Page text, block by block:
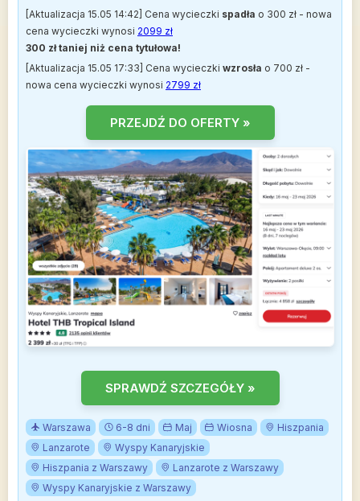
[Aktualizacja 15.05 14:42] Cena wycieczki spadła o 300 zł - nowa
cena wycieczki wynosi 2099 zł
300 zł taniej niż cena tytułowa!
[Aktualizacja 15.05 17:33] Cena wycieczki wzrosła o 700 zł -
nowa cena wycieczki wynosi 2799 zł
PRZEJDŹ DO OFERTY »
SPRAWDŹ SZCZEGÓŁY »
Warszawa 6-8 dni Maj Wiosna
Hiszpania
Lanzarote
Wyspy Kanaryjskie
Hiszpania z Warszawy
Lanzarote z Warszawy
Wyspy Kanaryjskie z Warszawy